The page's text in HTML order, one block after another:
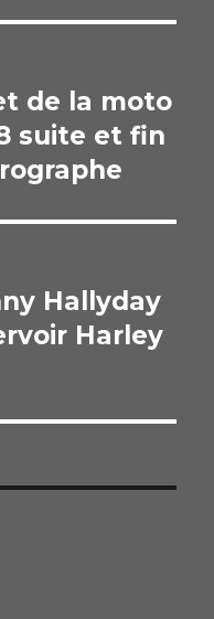
de la moto
suite et fin
Hallyday
Harley